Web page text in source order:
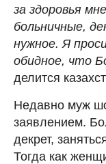
за здоровья
больничные,
нужное. Я
обидное, что
делится
Недавно муж
заявлением.
декрет,
Тогда как